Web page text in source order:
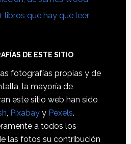
libros que hay que leer
DE ESTE SITIO
fotografías propias y de
la mayoría de
este sitio web han sido
Pixabayy Pexels.
a todos los
las fotos su contribución